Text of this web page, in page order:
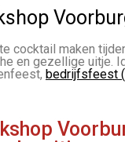
cocktail maken
en gezellige uitje.
bedrijfsfeest